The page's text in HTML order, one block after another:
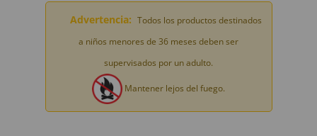
Advertencia: Todos los productos destinados
a niños menores de 36 meses deben ser
supervisados por un adulto.
Mantener lejos del fuego.